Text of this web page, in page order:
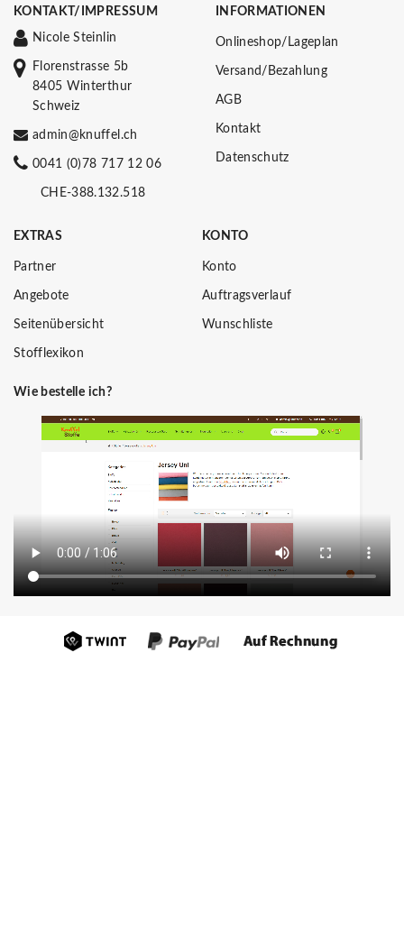
KONTAKT/IMPRESSUM
Nicole Steinlin
Florenstrasse 5b
8405 Winterthur
Schweiz
admin@knuffel.ch
0041 (0)78 717 12 06
CHE-388.132.518
INFORMATIONEN
Onlineshop/Lageplan
Versand/Bezahlung
AGB
Kontakt
Datenschutz
EXTRAS
Partner
Angebote
Seitenübersicht
Stofflexikon
KONTO
Konto
Auftragsverlauf
Wunschliste
Wie bestelle ich?